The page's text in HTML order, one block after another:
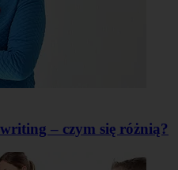
– czym się różnią?